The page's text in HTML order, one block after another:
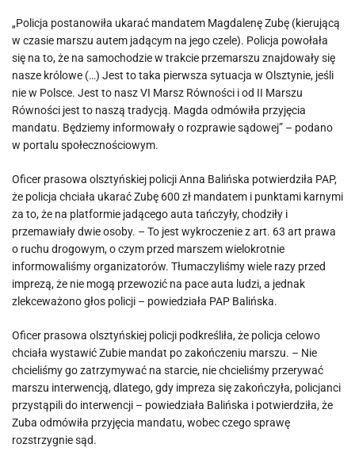
„Policja postanowiła ukarać mandatem Magdalenę Zubę (kierującą
w czasie marszu autem jadącym na jego czele). Policja powołała
się na to, że na samochodzie w trakcie przemarszu znajdowały się
nasze królowe (…) Jest to taka pierwsza sytuacja w Olsztynie, jeśli
nie w Polsce. Jest to nasz VI Marsz Równości i od II Marszu
Równości jest to naszą tradycją. Magda odmówiła przyjęcia
mandatu. Będziemy informowały o rozprawie sądowej” – podano
w portalu społecznościowym.
Oficer prasowa olsztyńskiej policji Anna Balińska potwierdziła PAP,
że policja chciała ukarać Zubę 600 zł mandatem i punktami karnymi
za to, że na platformie jadącego auta tańczyły, chodziły i
przemawiały dwie osoby. – To jest wykroczenie z art. 63 art prawa
o ruchu drogowym, o czym przed marszem wielokrotnie
informowaliśmy organizatorów. Tłumaczyliśmy wiele razy przed
imprezą, że nie mogą przewozić na pace auta ludzi, a jednak
zlekceważono głos policji – powiedziała PAP Balińska.
Oficer prasowa olsztyńskiej policji podkreśliła, że policja celowo
chciała wystawić Zubie mandat po zakończeniu marszu. – Nie
chcieliśmy go zatrzymywać na starcie, nie chcieliśmy przerywać
marszu interwencją, dlatego, gdy impreza się zakończyła, policjanci
przystąpili do interwencji – powiedziała Balińska i potwierdziła, że
Zuba odmówiła przyjęcia mandatu, wobec czego sprawę
rozstrzygnie sąd.